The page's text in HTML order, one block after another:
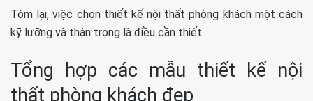
Tóm lại, việc chọn thiết kế nội thất phòng khách một cách
kỹ lưỡng và thận trọng là điều cần thiết.
Tổng hợp các mẫu thiết kế nội
thất phòng khách đẹp